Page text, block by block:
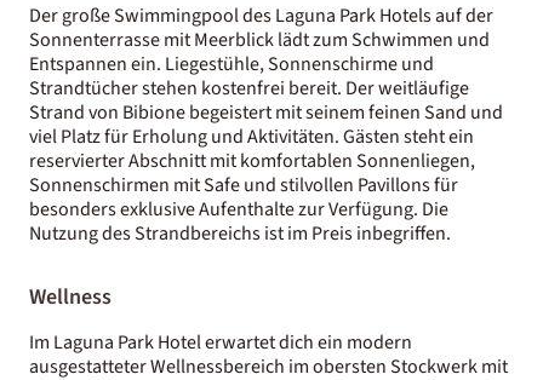
Der große Swimmingpool des Laguna Park Hotels auf der
Sonnenterrasse mit Meerblick lädt zum Schwimmen und
Entspannen ein. Liegestühle, Sonnenschirme und
Strandtücher stehen kostenfrei bereit. Der weitläufige
Strand von Bibione begeistert mit seinem feinen Sand und
viel Platz für Erholung und Aktivitäten. Gästen steht ein
reservierter Abschnitt mit komfortablen Sonnenliegen,
Sonnenschirmen mit Safe und stilvollen Pavillons für
besonders exklusive Aufenthalte zur Verfügung. Die
Nutzung des Strandbereichs ist im Preis inbegriffen.
Wellness
Im Laguna Park Hotel erwartet dich ein modern
ausgestatteter Wellnessbereich im obersten Stockwerk mit